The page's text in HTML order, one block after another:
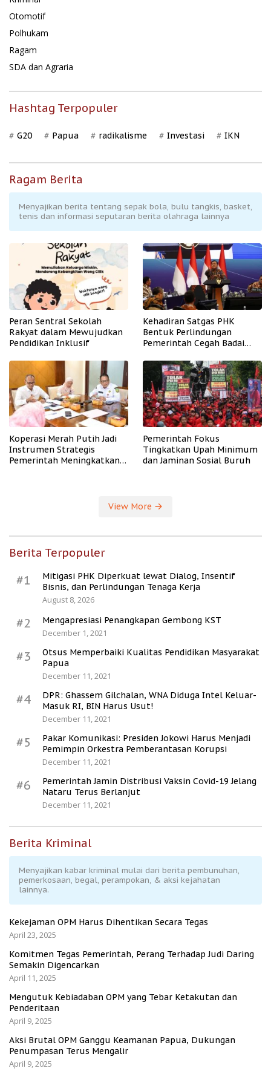
Otomotif
Polhukam
Ragam
SDA dan Agraria
Hashtag Terpopuler
G20 Papua radikalisme Investasi IKN
Ragam Berita
Menyajikan berita tentang sepak bola, bulu tangkis, basket,
tenis dan informasi seputaran berita olahraga lainnya
Peran Sentral Sekolah
Rakyat dalam Mewujudkan
Pendidikan Inklusif
Kehadiran Satgas PHK
Bentuk Perlindungan
Pemerintah Cegah Badai
Koperasi Merah Putih Jadi
Instrumen Strategis
Pemerintah Meningkatkan
Pemerintah Fokus
Tingkatkan Upah Minimum
dan Jaminan Sosial Buruh
View More
Berita Terpopuler
#1
Mitigasi PHK Diperkuat lewat Dialog, Insentif
Bisnis, dan Perlindungan Tenaga Kerja
August 8, 2026
#2
Mengapresiasi Penangkapan Gembong KST
December 1, 2021
#3
Otsus Memperbaiki Kualitas Pendidikan Masyarakat
Papua
December 11, 2021
#4
DPR: Ghassem Gilchalan, WNA Diduga Intel Keluar-
Masuk RI, BIN Harus Usut!
December 11, 2021
#5
Pakar Komunikasi: Presiden Jokowi Harus Menjadi
Pemimpin Orkestra Pemberantasan Korupsi
December 11, 2021
#6
Pemerintah Jamin Distribusi Vaksin Covid-19 Jelang
Nataru Terus Berlanjut
December 11, 2021
Berita Kriminal
Menyajikan kabar kriminal mulai dari berita pembunuhan,
pemerkosaan, begal, perampokan, & aksi kejahatan
lainnya.
Kekejaman OPM Harus Dihentikan Secara Tegas
April 23, 2025
Komitmen Tegas Pemerintah, Perang Terhadap Judi Daring
Semakin Digencarkan
April 11, 2025
Mengutuk Kebiadaban OPM yang Tebar Ketakutan dan
Penderitaan
April 9, 2025
Aksi Brutal OPM Ganggu Keamanan Papua, Dukungan
Penumpasan Terus Mengalir
April 9, 2025